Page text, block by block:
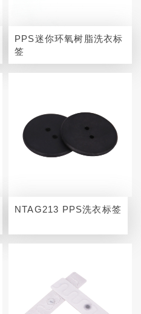
PPS迷你环氧树脂洗衣标
签
NTAG213 PPS洗衣标签